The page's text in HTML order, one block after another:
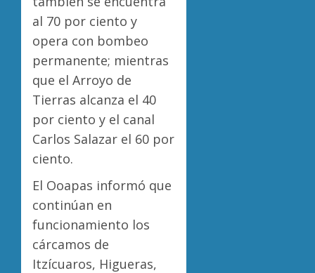
al 70 por ciento y
opera con bombeo
permanente; mientras
que el Arroyo de
Tierras alcanza el 40
por ciento y el canal
Carlos Salazar el 60 por
ciento.
El Ooapas informó que
continúan en
funcionamiento los
cárcamos de
Itzícuaros, Higueras,